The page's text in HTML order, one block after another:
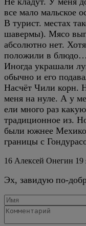
все мало мальское
В турист. местах
шавермы). Мясо
абсолютно нет.
положили в
Иногда украшали
обычно и его
Насчёт Чили корн.
меня на нуле. А у
ели много раз
традиционное из.
были южнее
границы с
16 Алексей Онегин 19
Эх, завидую по-